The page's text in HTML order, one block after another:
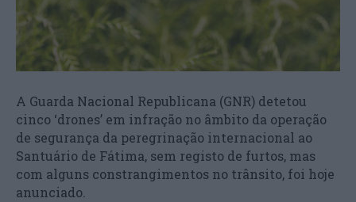
A Guarda Nacional Republicana (GNR) detetou
cinco ‘drones’ em infração no âmbito da operação
de segurança da peregrinação internacional ao
Santuário de Fátima, sem registo de furtos, mas
com alguns constrangimentos no trânsito, foi hoje
anunciado.